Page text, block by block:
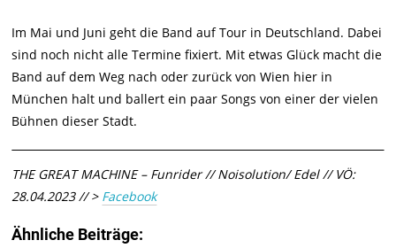
Im Mai und Juni geht die Band auf Tour in Deutschland. Dabei
sind noch nicht alle Termine fixiert. Mit etwas Glück macht die
Band auf dem Weg nach oder zurück von Wien hier in
München halt und ballert ein paar Songs von einer der vielen
Bühnen dieser Stadt.
THE GREAT MACHINE – Funrider // Noisolution/ Edel // VÖ:
28.04.2023 // > Facebook
Ähnliche Beiträge: